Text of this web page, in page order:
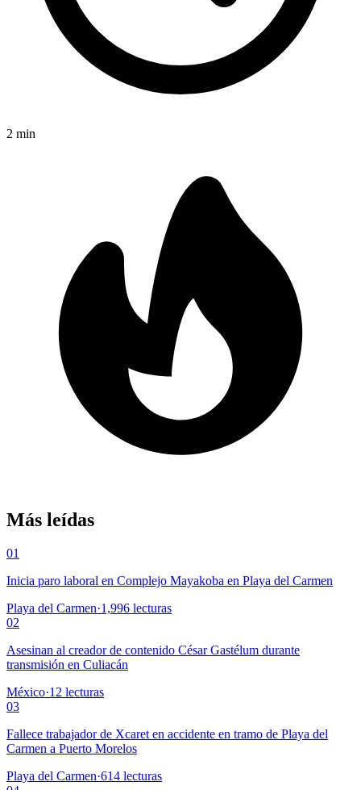
2 min
Más leídas
01
Inicia paro laboral en Complejo Mayakoba en Playa del Carmen
Playa del Carmen·1,996 lecturas
02
Asesinan al creador de contenido César Gastélum durante
transmisión en Culiacán
México·12 lecturas
03
Fallece trabajador de Xcaret en accidente en tramo de Playa del
Carmen a Puerto Morelos
Playa del Carmen·614 lecturas